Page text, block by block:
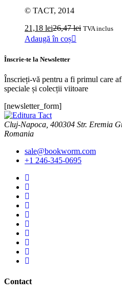
© TACT, 2014
21,18 lei26,47lei TVA inclus
Adaugă în coș
Înscrie-te la Newsletter
Înscrieți-vă pentru a fi primul care
speciale și colecții viitoare
[newsletter_form]
Cluj-Napoca, 400304 Str. Eremia
Romania
sale@bookworm.com
+1 246-345-0695
Contact